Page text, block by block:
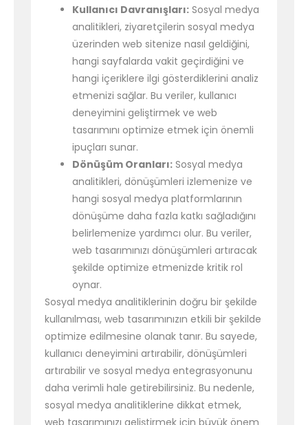
Kullanıcı Davranışları: Sosyal medya
analitikleri, ziyaretçilerin sosyal medya
üzerinden web sitenize nasıl geldiğini,
hangi sayfalarda vakit geçirdiğini ve
hangi içeriklere ilgi gösterdiklerini analiz
etmenizi sağlar. Bu veriler, kullanıcı
deneyimini geliştirmek ve web
tasarımını optimize etmek için önemli
ipuçları sunar.
Dönüşüm Oranları: Sosyal medya
analitikleri, dönüşümleri izlemenize ve
hangi sosyal medya platformlarının
dönüşüme daha fazla katkı sağladığını
belirlemenize yardımcı olur. Bu veriler,
web tasarımınızı dönüşümleri artıracak
şekilde optimize etmenizde kritik rol
oynar.
Sosyal medya analitiklerinin doğru bir şekilde
kullanılması, web tasarımınızın etkili bir şekilde
optimize edilmesine olanak tanır. Bu sayede,
kullanıcı deneyimini artırabilir, dönüşümleri
artırabilir ve sosyal medya entegrasyonunu
daha verimli hale getirebilirsiniz. Bu nedenle,
sosyal medya analitiklerine dikkat etmek,
web tasarımınızı geliştirmek için büyük önem